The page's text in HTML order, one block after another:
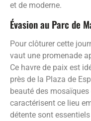
et de moderne.
Évasion au Parc de
Pour clôturer cette
vaut une promenade
Ce havre de paix est
près de la Plaza de
beauté des
caractérisent ce lieu
détente sont